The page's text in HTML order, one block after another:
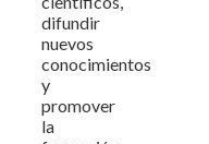
difundir
nuevos
conocimientos
y
promover
la